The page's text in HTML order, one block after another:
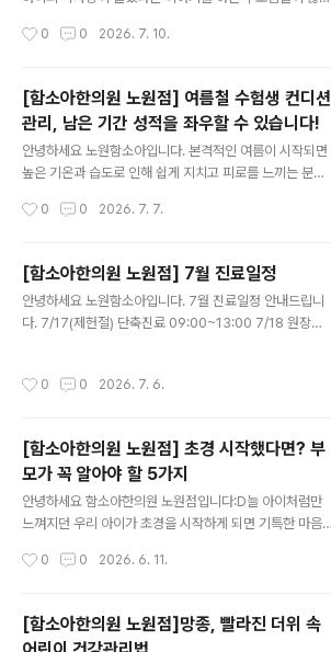
바이러스71을 비롯해 다양한 바이러스가 원인이 될 수 있
신 시원한 음료나 간식만 찾는 모습을 보면 걱정이 될 수밖
수 있습니다. 하지만 식욕 저하가 오래 지속되거나 성장기
아이에게 반복된다면 단순히 계절적인 현상으로만 넘기기
보다는 원인을 살펴보는 것이 중요합니다. 한의학에서는
식욕이 떨어지는 이유를 하나로 보지 않고 여러 가지 원인
을 함께 살펴봅니다. 먼저 실제로 먹고 싶은 마음 자체가 줄
이 저하된 것으로 설명하기도 합니다. 음식이 잘 소화되지
0 0 2026. 7. 10.
[함소아한의원 노원점] 여름철 수험생 컨디션
관리, 남은 기간 성적을 좌우할 수 있습니다!
안녕하세요 노원함소아입니다. 본격적인 여름이 시작되면
높은 기온과 습도로 인해 쉽게 지치고 피로를 느끼는 분들
험생들은 체력 소모가 극심해지고 집중력이 뚝 떨어지기
적인 압박감과 부담감까지 더해져 몸과 마음이 모두 지치
기 쉽습니다.시험을 앞두고 긴장하는 것은 매우 자연스러
운 반응입니다. 적당한 긴장감은 학습 집중도를 높이는 데
긍정적인 자극이 되기도 하지만, 과도한 긴장은 숙면을 방
학습량을 늘리기보다는, 규칙적인 생활과 충분한 휴식을
0 0 2026. 7. 7.
[함소아한의원 노원점] 7월 진료일정
안녕하세요 노원함소아입니다. 7월 진료일정 안내드립니
다. 7/17(제헌절) 단축진료 09:00~13:00 7/18 원장님
2:30~14:00) 토 9시-15시 (점심시간x) 수,일 정기휴진
0 0 2026. 7. 6.
[함소아한의원 노원점] 초경 시작했다면? 부
모가 꼭 알아야 할 5가지
안녕하세요 함소아한의원 노원점입니다:D늘 아이처럼만
느껴지던 우리 아이가 초경을 시작하게 되면 기특한 마음
작한 아이에게 부모님이 어떻게 함께해주면 좋을지 안내드
변화인 만큼 아이도 당황하거나 놀랄 수 있습니다. 이럴 때
는 "부끄러운 일"이 아니라 누구나 겪는 자연스러운 성장
0 0 2026. 6. 11.
[함소아한의원 노원점]망종, 빨라진 더위 속